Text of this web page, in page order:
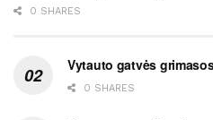
0 SHARES
Vytauto gatvės
0 SHARES